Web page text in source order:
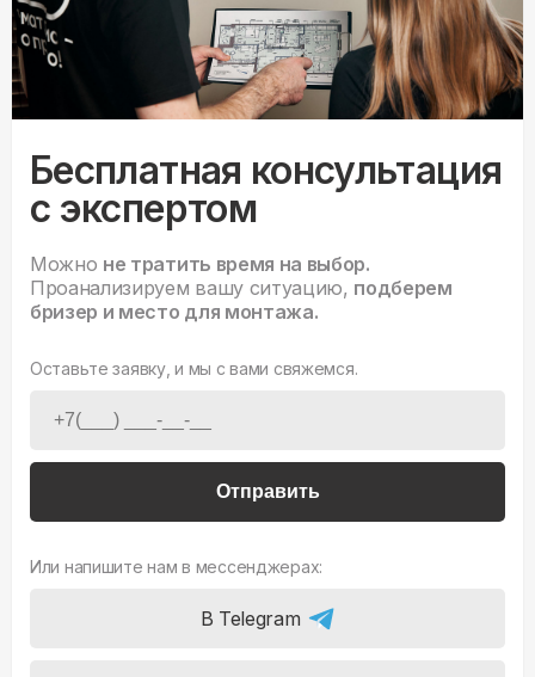
Бесплатная консультация
с экспертом
Можно не тратить время на выбор.
Проанализируем вашу ситуацию, подберем
бризер и место для монтажа.
Оставьте заявку, и мы с вами свяжемся.
Отправить
Или напишите нам в мессенджерах:
В Telegram